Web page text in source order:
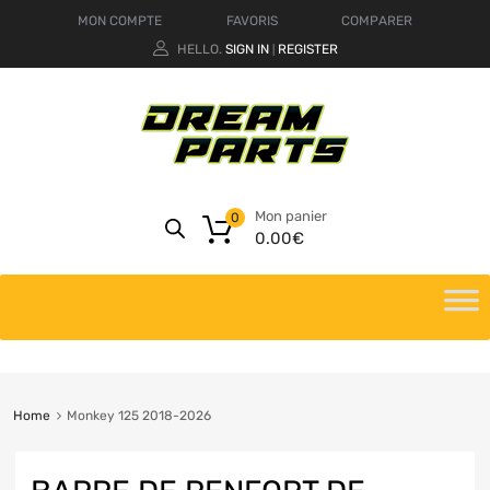
MON COMPTE FAVORIS
COMPARER
HELLO. SIGN IN REGISTER
Mon panier
0.00€
0
Home Monkey 125 2018-2026